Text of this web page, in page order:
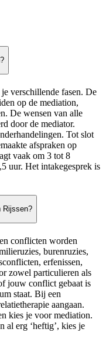
verschillende fasen. De
op de mediation,
De wensen van alle
door de mediator.
Tot slot
afspraken op
vaak om 3 tot 8
uur. Het intakegesprek is
Rijssen?
conflicten worden
burenruzies,
erfenissen,
zowel particulieren als
jouw conflict gebaat is
staat. Bij een
aangaan.
kies je voor mediation.
al erg ‘heftig’, kies je